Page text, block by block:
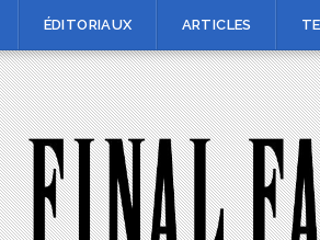
ÉDITORIAUX ARTICLES